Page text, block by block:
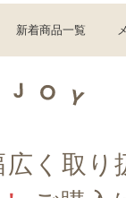
新着商品一覧
く取り